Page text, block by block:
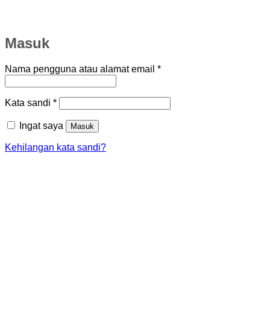
Masuk
Nama pengguna atau alamat email *Wajib
Kata sandi *Wajib
Ingat saya Masuk
Kehilangan kata sandi?